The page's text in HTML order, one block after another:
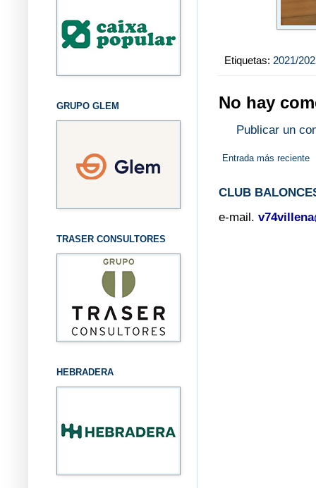
Etiquetas: 2021/
No hay
Publicar un
Entrada más reciente
CLUB
e-mail.
GRUPO GLEM
TRASER CONSULTORES
HEBRADERA